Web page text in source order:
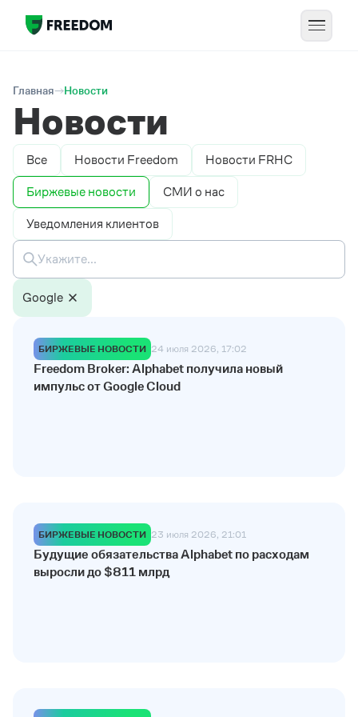
Главная Новости
Новости
Все Новости Freedom Новости FRHC
Биржевые новости СМИ о нас
Уведомления клиентов
Google
БИРЖЕВЫЕ НОВОСТИ 24 июля 2026, 17:02
Freedom Broker: Alphabet получила новый
импульс от Google Cloud
БИРЖЕВЫЕ НОВОСТИ 23 июля 2026, 21:01
Будущие обязательства Alphabet по расходам
выросли до $811 млрд